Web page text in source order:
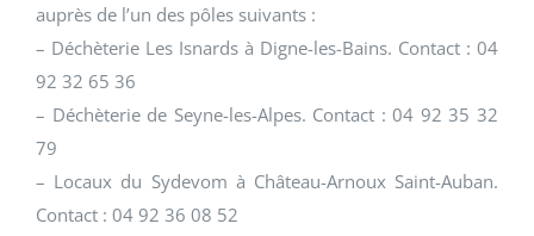
auprès de l’un des pôles suivants :
– Déchèterie Les Isnards à Digne-les-Bains. Contact : 04
92 32 65 36
– Déchèterie de Seyne-les-Alpes. Contact : 04 92 35 32
79
– Locaux du Sydevom à Château-Arnoux Saint-Auban.
Contact : 04 92 36 08 52